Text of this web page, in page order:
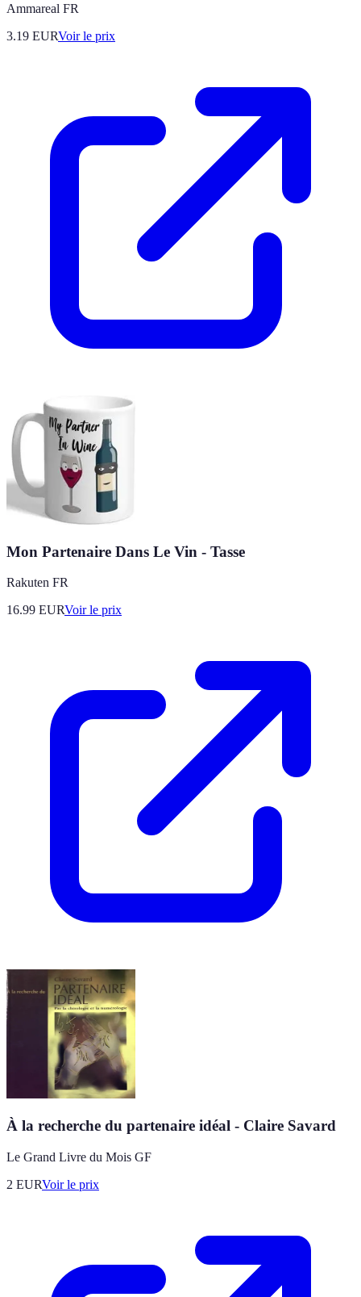
Ammareal FR
3.19 EURVoir le prix
Mon Partenaire Dans Le Vin - Tasse
Rakuten FR
16.99 EURVoir le prix
À la recherche du partenaire idéal - Claire Savard
Le Grand Livre du Mois GF
2 EURVoir le prix